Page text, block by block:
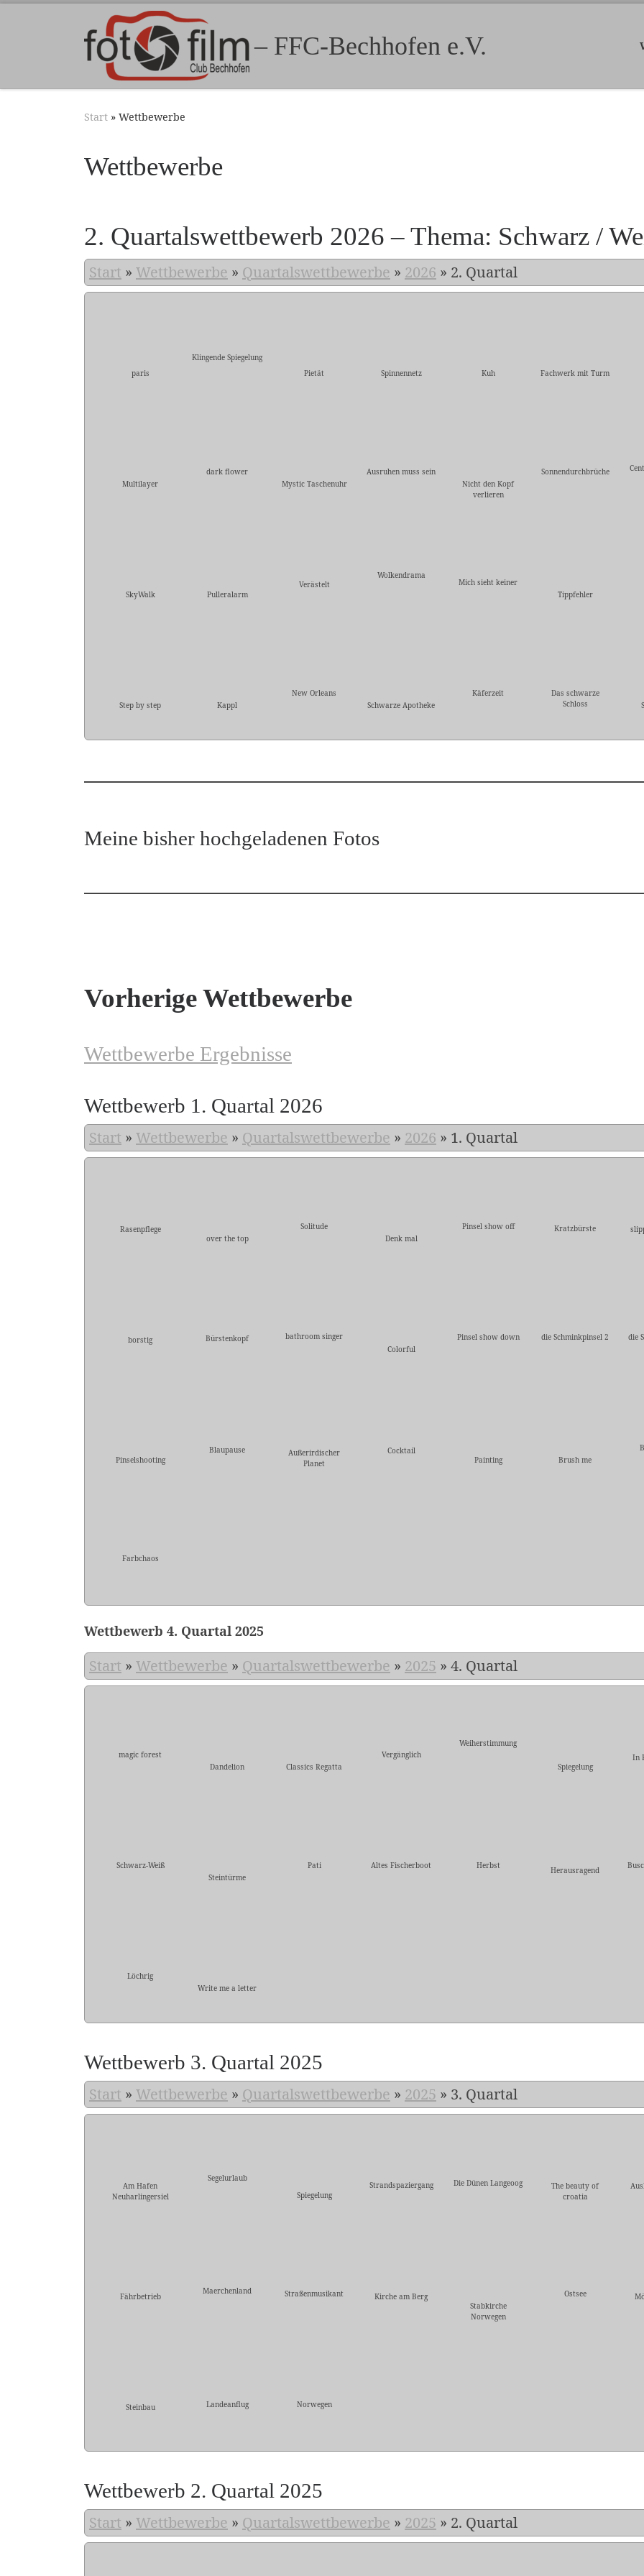
Zum Inhalt springen
– FFC-Bechhofen e.V.
Start » Wettbewerbe
Wettbewerbe
2. Quartalswettbewerb 2026 – Thema: Schwarz /
Start » Wettbewerbe » Quartalswettbewerbe » 2026 » 2. Quartal
paris
Klingende Spiegelung
Pietät
Spinnennetz Kuh Fachwerk mit Turm
Multilayer
dark flower
Mystic Taschenuhr
Ausruhen muss sein
Nicht den Kopf
verlieren
Sonnendurchbrüche
SkyWalk Pulleralarm
Verästelt
Wolkendrama
Mich sieht keiner
Tippfehler
Step by step Kappl
New Orleans
Schwarze Apotheke
Käferzeit
Das schwarze
Schloss
Meine bisher hochgeladenen Fotos
Vorherige Wettbewerbe
Wettbewerbe Ergebnisse
Wettbewerb 1. Quartal 2026
Start » Wettbewerbe » Quartalswettbewerbe » 2026 » 1. Quartal
Rasenpflege
over the top
Solitude
Denk mal
Pinsel show off Kratzbürste
borstig Bürstenkopf
bathroom singer
Colorful
Pinsel show down die Schminkpinsel 2
die
Pinselshooting
Blaupause
Außerirdischer
Planet
Cocktail
Painting
Brush me
Farbchaos
Wettbewerb 4. Quartal 2025
Start » Wettbewerbe » Quartalswettbewerbe » 2025 » 4. Quartal
magic forest
Dandelion
Classics Regatta
Vergänglich
Weiherstimmung
Spiegelung
In
Schwarz-Weiß
Steintürme
Pati Altes Fischerboot Herbst Herausragend
Löchrig
Write me a letter
Wettbewerb 3. Quartal 2025
Start » Wettbewerbe » Quartalswettbewerbe » 2025 » 3. Quartal
Am Hafen
Neuharlingersiel
Segelurlaub
Spiegelung
Strandspaziergang Die Dünen Langeoog
The beauty of
croatia
Fährbetrieb
Maerchenland Straßenmusikant
Kirche am Berg
Stabkirche
Norwegen
Ostsee
Steinbau Landeanflug Norwegen
Wettbewerb 2. Quartal 2025
Start » Wettbewerbe » Quartalswettbewerbe » 2025 » 2. Quartal